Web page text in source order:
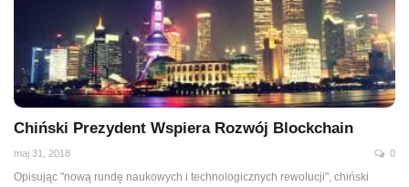
Chiński Prezydent Wspiera Rozwój Blockchain
maj 31, 2018 0
Opisując "nową rundę naukowych i technologicznych rewolucji", chiński